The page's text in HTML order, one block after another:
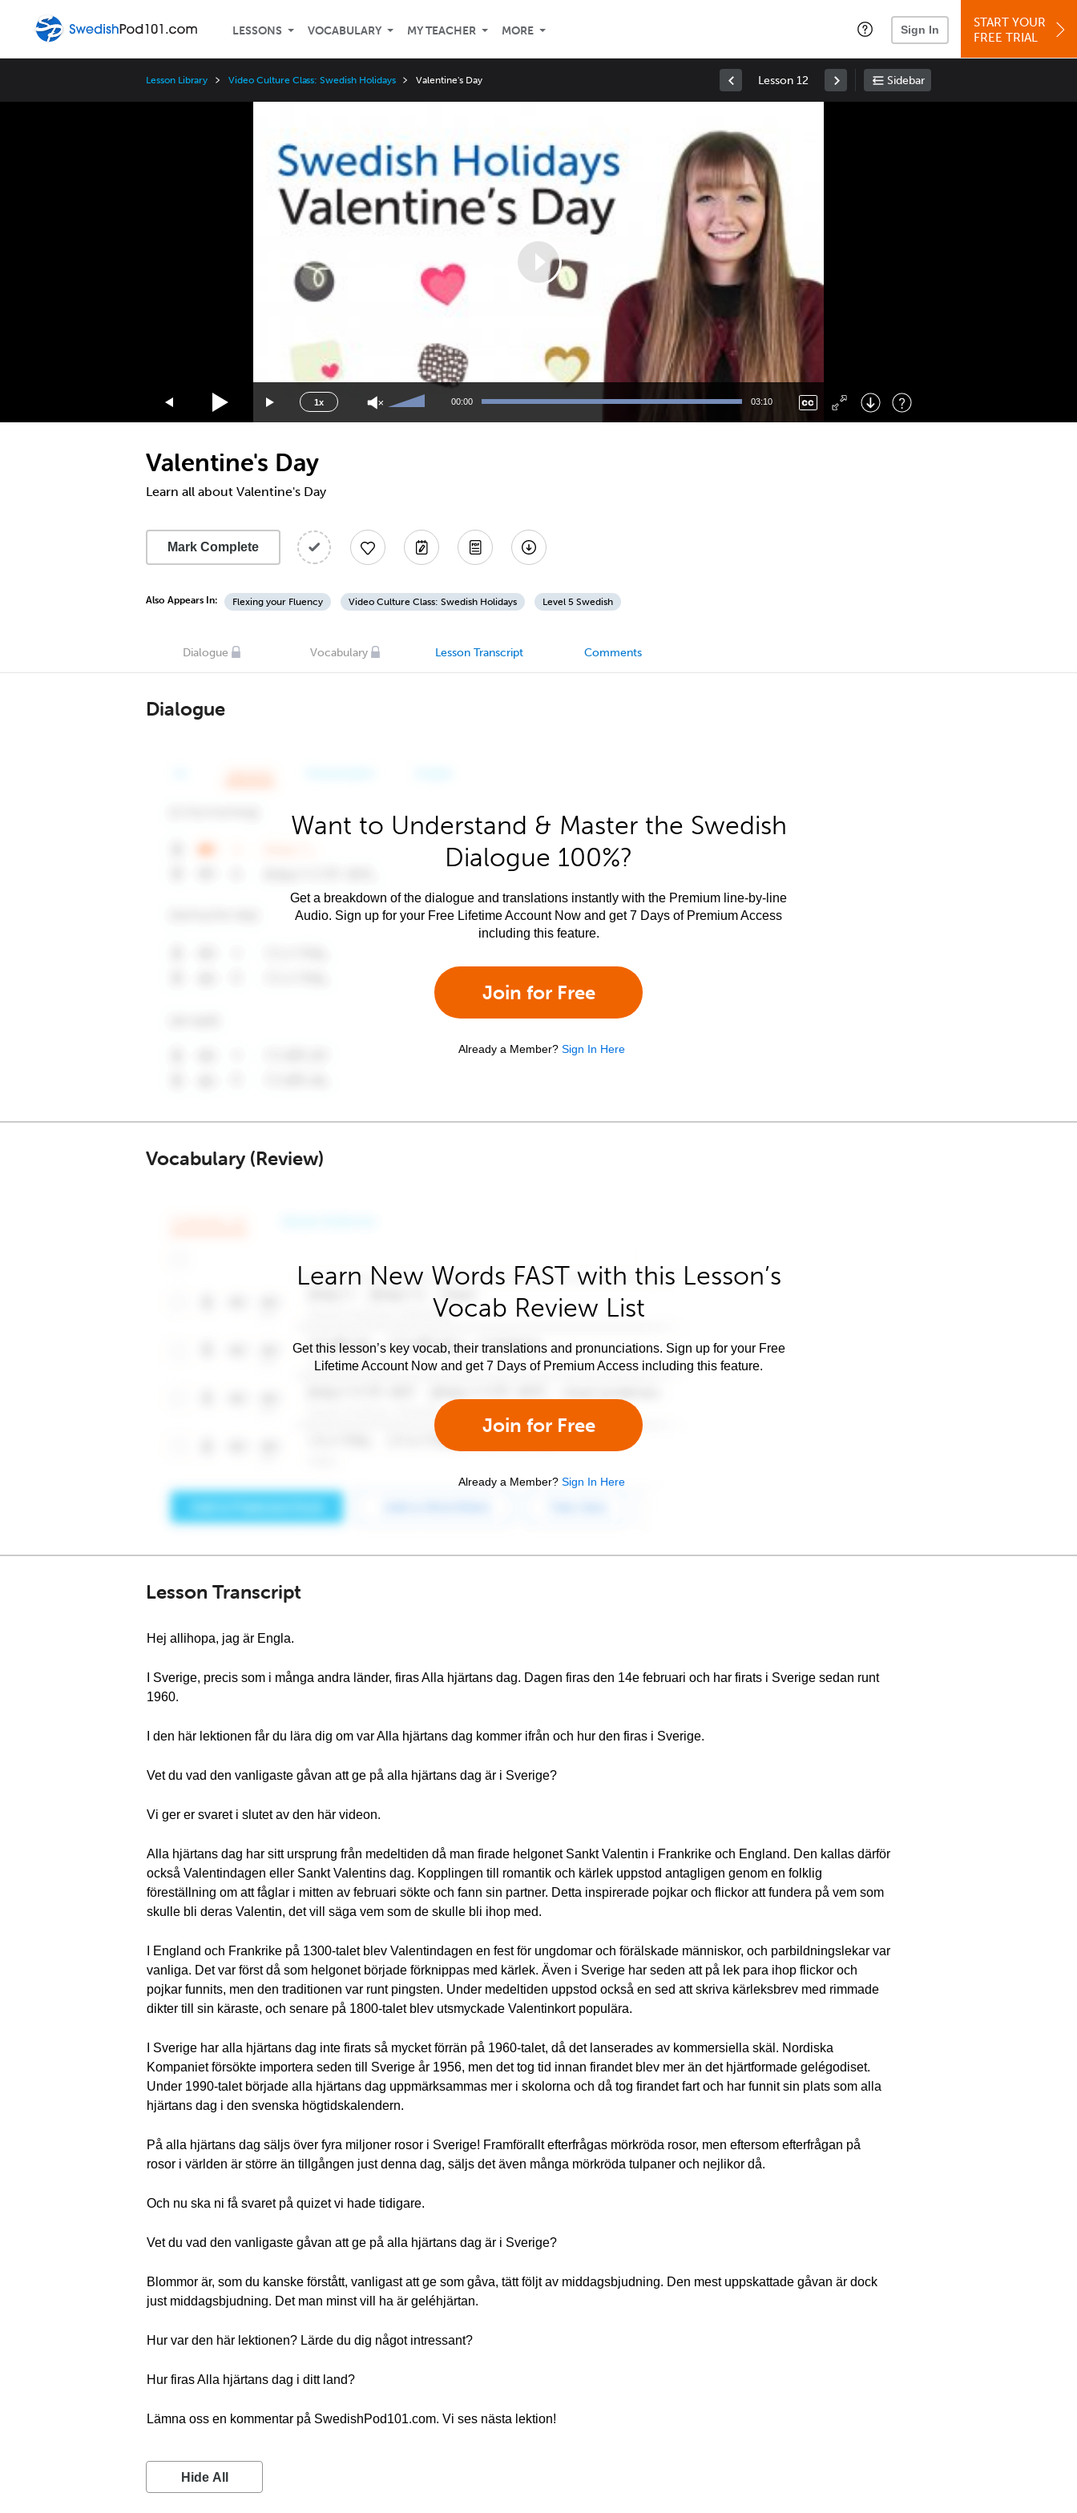
LESSONS VOCABULARY MY TEACHER MORE Sign In
START YOUR
FREE TRIAL
Lesson Library Video Culture Class: Swedish Holidays Valentine's Day Lesson 12 Sidebar
1x
1.75x
1.5x
1.25x
0.5x
Up/Down
00:00 03:10
Right : Skip Forward
: Toggle Fullscreen
Valentine's Day
Learn all about Valentine's Day
Mark Complete
Also Appears In: Flexing your Fluency Video Culture Class: Swedish Holidays Level 5 Swedish
Dialogue Vocabulary Lesson Transcript Comments
Dialogue
Want to Understand & Master the Swedish
Dialogue 100%?
Get a breakdown of the dialogue and translations instantly with the Premium line-by-line
Audio. Sign up for your Free Lifetime Account Now and get 7 Days of Premium Access
including this feature.
Join for Free
Already a Member? Sign In Here
Vocabulary (Review)
Learn New Words FAST with this Lesson’s
Vocab Review List
Get this lesson’s key vocab, their translations and pronunciations. Sign up for your Free
Lifetime Account Now and get 7 Days of Premium Access including this feature.
Join for Free
Already a Member? Sign In Here
Lesson Transcript
Hej allihopa, jag är Engla.
I Sverige, precis som i många andra länder, firas Alla hjärtans dag. Dagen firas den 14e februari och har firats i Sverige sedan runt
1960.
I den här lektionen får du lära dig om var Alla hjärtans dag kommer ifrån och hur den firas i Sverige.
Vet du vad den vanligaste gåvan att ge på alla hjärtans dag är i Sverige?
Vi ger er svaret i slutet av den här videon.
Alla hjärtans dag har sitt ursprung från medeltiden då man firade helgonet Sankt Valentin i Frankrike och England. Den kallas därför
också Valentindagen eller Sankt Valentins dag. Kopplingen till romantik och kärlek uppstod antagligen genom en folklig
föreställning om att fåglar i mitten av februari sökte och fann sin partner. Detta inspirerade pojkar och flickor att fundera på vem som
skulle bli deras Valentin, det vill säga vem som de skulle bli ihop med.
I England och Frankrike på 1300-talet blev Valentindagen en fest för ungdomar och förälskade människor, och parbildningslekar var
vanliga. Det var först då som helgonet började förknippas med kärlek. Även i Sverige har seden att på lek para ihop flickor och
pojkar funnits, men den traditionen var runt pingsten. Under medeltiden uppstod också en sed att skriva kärleksbrev med rimmade
dikter till sin käraste, och senare på 1800-talet blev utsmyckade Valentinkort populära.
I Sverige har alla hjärtans dag inte firats så mycket förrän på 1960-talet, då det lanserades av kommersiella skäl. Nordiska
Kompaniet försökte importera seden till Sverige år 1956, men det tog tid innan firandet blev mer än det hjärtformade gelégodiset.
Under 1990-talet började alla hjärtans dag uppmärksammas mer i skolorna och då tog firandet fart och har funnit sin plats som alla
hjärtans dag i den svenska högtidskalendern.
På alla hjärtans dag säljs över fyra miljoner rosor i Sverige! Framförallt efterfrågas mörkröda rosor, men eftersom efterfrågan på
rosor i världen är större än tillgången just denna dag, säljs det även många mörkröda tulpaner och nejlikor då.
Och nu ska ni få svaret på quizet vi hade tidigare.
Vet du vad den vanligaste gåvan att ge på alla hjärtans dag är i Sverige?
Blommor är, som du kanske förstått, vanligast att ge som gåva, tätt följt av middagsbjudning. Den mest uppskattade gåvan är dock
just middagsbjudning. Det man minst vill ha är geléhjärtan.
Hur var den här lektionen? Lärde du dig något intressant?
Hur firas Alla hjärtans dag i ditt land?
Lämna oss en kommentar på SwedishPod101.com. Vi ses nästa lektion!
Hide All